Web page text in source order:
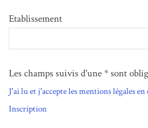
Etablissement
Les champs suivis d'une * sont
J'ai lu et j'accepte les mentions légales
Inscription